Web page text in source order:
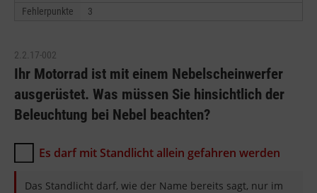
Fehlerpunkte
3
2.2.17-002
Ihr Motorrad ist mit einem Nebelscheinwerfer
ausgerüstet. Was müssen Sie hinsichtlich der
Beleuchtung bei Nebel beachten?
Es darf mit Standlicht allein gefahren werden
Das Standlicht darf, wie der Name bereits sagt, nur im